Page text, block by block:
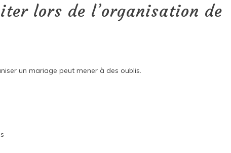
lors de l’organisation de
un mariage peut mener à des oublis.